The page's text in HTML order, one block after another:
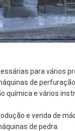
para vários
de
química e vários
e venda de
de pedra.